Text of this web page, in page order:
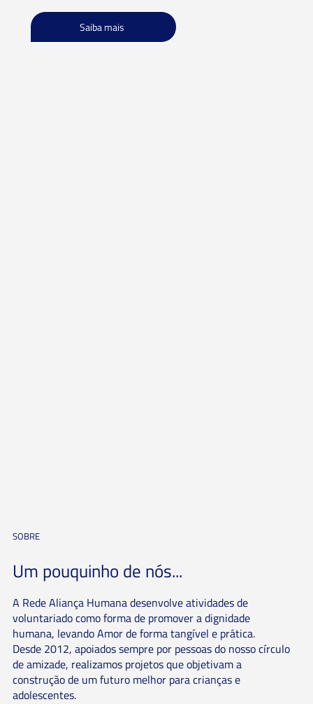
Saiba mais
SOBRE
Um pouquinho de nós...
A Rede Aliança Humana desenvolve atividades de
voluntariado como forma de promover a dignidade
humana, levando Amor de forma tangível e prática.
Desde 2012, apoiados sempre por pessoas do nosso círculo
de amizade, realizamos projetos que objetivam a
construção de um futuro melhor para crianças e
adolescentes.